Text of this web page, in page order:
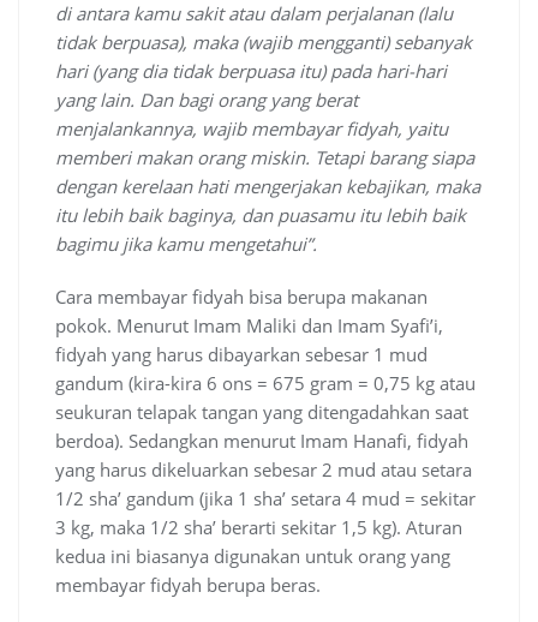
di antara kamu sakit atau dalam perjalanan (lalu
tidak berpuasa), maka (wajib mengganti) sebanyak
hari (yang dia tidak berpuasa itu) pada hari-hari
yang lain. Dan bagi orang yang berat
menjalankannya, wajib membayar fidyah, yaitu
memberi makan orang miskin. Tetapi barang siapa
dengan kerelaan hati mengerjakan kebajikan, maka
itu lebih baik baginya, dan puasamu itu lebih baik
bagimu jika kamu mengetahui”.
Cara membayar fidyah bisa berupa makanan
pokok. Menurut Imam Maliki dan Imam Syafi’i,
fidyah yang harus dibayarkan sebesar 1 mud
gandum (kira-kira 6 ons = 675 gram = 0,75 kg atau
seukuran telapak tangan yang ditengadahkan saat
berdoa). Sedangkan menurut Imam Hanafi, fidyah
yang harus dikeluarkan sebesar 2 mud atau setara
1/2 sha’ gandum (jika 1 sha’ setara 4 mud = sekitar
3 kg, maka 1/2 sha’ berarti sekitar 1,5 kg). Aturan
kedua ini biasanya digunakan untuk orang yang
membayar fidyah berupa beras.